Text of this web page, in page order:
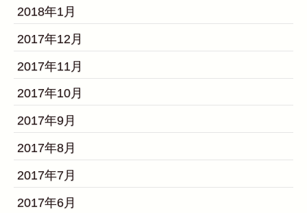
2018年1月
2017年12月
2017年11月
2017年10月
2017年9月
2017年8月
2017年7月
2017年6月